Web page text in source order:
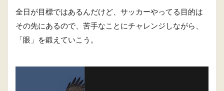
全日が目標ではあるんだけど、サッカーやってる目的は
その先にあるので、苦手なことにチャレンジしながら、
「眼」を鍛えていこう。